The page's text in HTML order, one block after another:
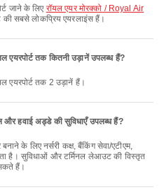
जाने के लिए रॉयल एयर मोरक्को / Royal Air
की सबसे लोकप्रिय एयरलाइंस हैं।
एयरपोर्ट तक कितनी उड़ानें उपलब्ध हैं?
एयरपोर्ट तक 2 उड़ानें हैं।
और हवाई अड्डे की सुविधाएँ उपलब्ध हैं?
है। सुविधाओं और टर्मिनल लेआउट की विस्तृत
हैं।